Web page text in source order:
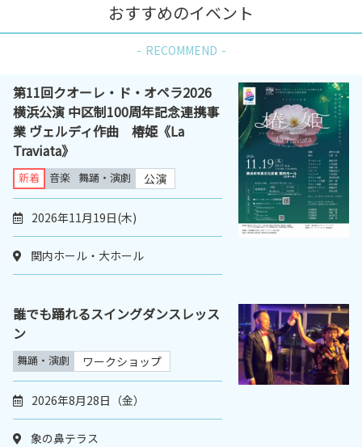
おすすめのイベント
RECOMMEND
第11回クオーレ・ド・オペラ2026
横浜公演 中区制100周年記念連携事
業 ヴェルディ作曲 椿姫《La
Traviata》
新着 音楽 舞踊・演劇 公演
2026年11月19日(木)
関内ホール・大ホール
誰でも踊れるスイングダンスレッス
ン
舞踊・演劇 ワークショップ
2026年8月28日（金）
象の鼻テラス